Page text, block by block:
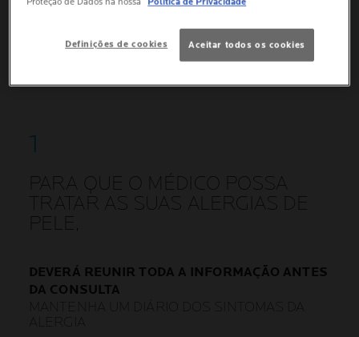
PARA O MÉDICO FAZER O SEU TRABALHO E
TRATAR A SUA ALERGIA DE PELE, PREPARE-SE
PARA QUE O MÉDICO POSSA
TRATAR AS SUAS ALERGIAS DE
PELE,
DEVERÁ REUNIR TODA A INFORMAÇÃO ANTES
DA CONSULTA
Proteção de Dados na nossa
Política de Privacidade
Definições de cookies Aceitar todos os cookies